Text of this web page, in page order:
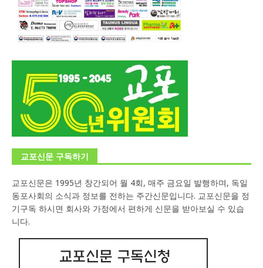
교포신문 구독하기
교포신문은 1995년 창간되어 월 4회, 매주 금요일 발행하며, 독일
동포사회의 소식과 정보를 전하는 주간신문입니다. 교포신문을 정
기구독 하시면 회사와 가정에서 편하게 신문을 받아보실 수 있습
니다.